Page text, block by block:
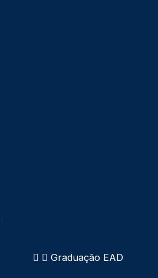
Graduação EAD